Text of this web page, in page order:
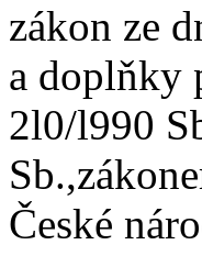
zákon ze
a doplňky
2l0/l990
České